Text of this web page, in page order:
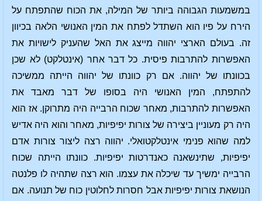
במשמעות הגבוהה ביותר של המילה, את הכוח שהתפתח על
הירח על פיו הוא השתדל לפתח את המין האנושי הלאה בכיוון
זה. בעולם הארצי יהווה מייצג את האל שהעניק לישויות את
האפשרות להתרבות פיסית. כל דבר אחר (אינטלקט) לא שכן
בכוונתו של יהווה. אם רק כוונתו של יהווה הייתה ממשיכה
להתפתח, המין האנושי היה בסופו של דבר מאבד את
האפשרות להתרבות, מאחר שכוח הרבייה היה מתרוקן. אז הוא
היה רק מעוניין ביצירה של צורות יפיפיות, מאחר והוא היה אדיש
למה שהוא פנימי אינטלקטואלי. יהווה רצה ליצור צורות אדם
יפיפיות, שתינשאנה כאנדרטות יפיפיות. כוונתו הייתה שכוח
הרבייה ימשיך עד שיכלה את עצמו. הוא רצה שתהיה לו פלנטה
הנושאת צורות יפיפיות אבל חסרות לחלוטין כוח של תנועה. אם